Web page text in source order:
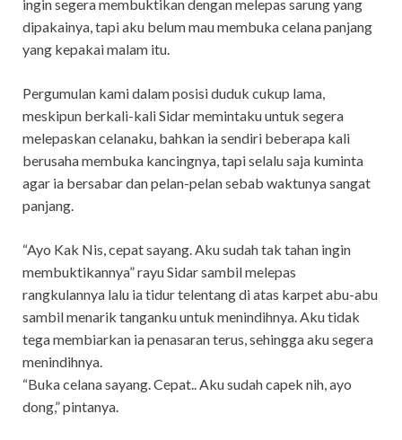
ingin segera membuktikan dengan melepas sarung yang
dipakainya, tapi aku belum mau membuka celana panjang
yang kepakai malam itu.
Pergumulan kami dalam posisi duduk cukup lama,
meskipun berkali-kali Sidar memintaku untuk segera
melepaskan celanaku, bahkan ia sendiri beberapa kali
berusaha membuka kancingnya, tapi selalu saja kuminta
agar ia bersabar dan pelan-pelan sebab waktunya sangat
panjang.
“Ayo Kak Nis, cepat sayang. Aku sudah tak tahan ingin
membuktikannya” rayu Sidar sambil melepas
rangkulannya lalu ia tidur telentang di atas karpet abu-abu
sambil menarik tanganku untuk menindihnya. Aku tidak
tega membiarkan ia penasaran terus, sehingga aku segera
menindihnya.
“Buka celana sayang. Cepat.. Aku sudah capek nih, ayo
dong,” pintanya.